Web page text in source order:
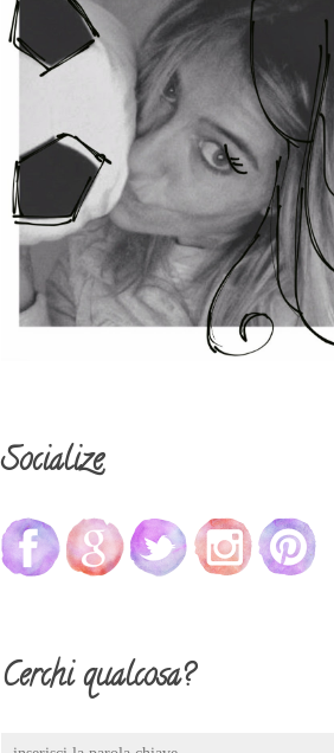
Socialize
Cerchi qualcosa?